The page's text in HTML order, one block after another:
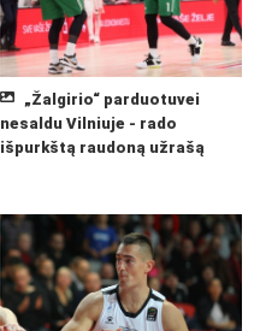
„Žalgirio“ parduotuvei
nesaldu Vilniuje - rado
išpurkštą raudoną užrašą